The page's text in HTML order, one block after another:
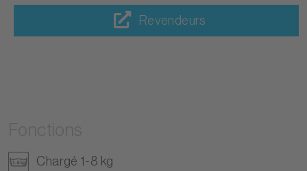
Revendeurs
Chargé 1-8 kg